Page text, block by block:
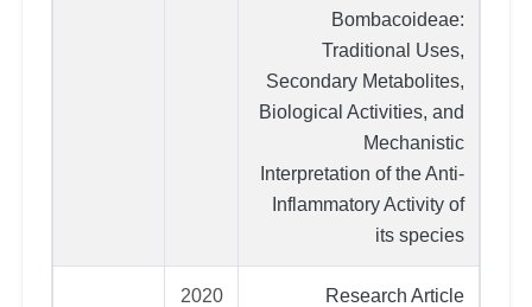
Bombacoideae:
Traditional Uses,
Secondary Metabolites,
Biological Activities, and
Mechanistic
Interpretation of the Anti-
Inflammatory Activity of
its species
Research Article
2020